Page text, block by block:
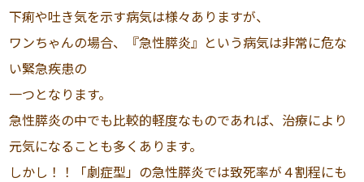
下痢や吐き気を示す病気は様々ありますが、
ワンちゃんの場合、『急性膵炎』という病気は非常に危な
い緊急疾患の
一つとなります。
急性膵炎の中でも比較的軽度なものであれば、治療により
元気になることも多くあります。
しかし！！「劇症型」の急性膵炎では致死率が４割程にも